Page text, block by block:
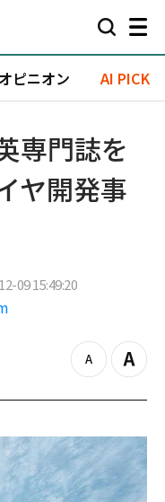
オピニオン AI PICK
専門誌を
ヤ開発事
09 15:49:20
z
o
o
u
t
Z
o
i